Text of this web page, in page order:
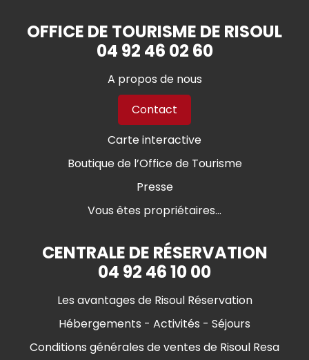
OFFICE DE TOURISME DE RISOUL
04 92 46 02 60
A propos de nous
Contact
Carte interactive
Boutique de l’Office de Tourisme
Presse
Vous êtes propriétaires...
CENTRALE DE RÉSERVATION
04 92 46 10 00
Les avantages de Risoul Réservation
Hébergements - Activités - Séjours
Conditions générales de ventes de Risoul Resa